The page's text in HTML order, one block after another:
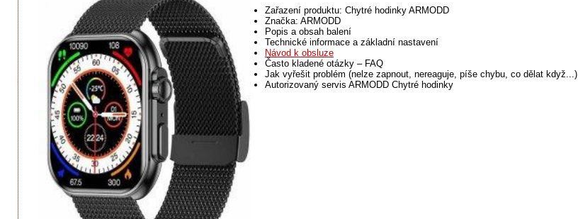
Zařazení produktu: Chytré hodinky ARMODD
Značka: ARMODD
Popis a obsah balení
Technické informace a základní nastavení
Návod k obsluze
Často kladené otázky – FAQ
Jak vyřešit problém (nelze zapnout, nereaguje, píše chybu, co dělat když...)
Autorizovaný servis ARMODD Chytré hodinky